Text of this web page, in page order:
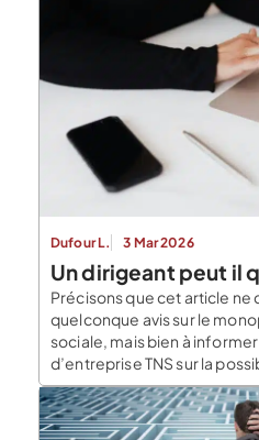
Dufour L. 3 Mar 2026
Un dirigeant peut il
Précisons que cet article ne
quelconque avis sur le
sociale, mais bien à
d’entreprise TNS sur la
RSI. Cela fait plusieurs
mouvements relaient le
textes européens